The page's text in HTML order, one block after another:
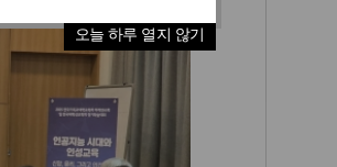
오늘 하루 열지 않기